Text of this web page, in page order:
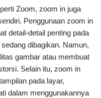
Zoom, zoom in juga
Penggunaan zoom in
detail-detail penting pada
dibagikan. Namun,
gambar atau membuat
Selain itu, zoom in
pada layar,
dalam menggunakannya